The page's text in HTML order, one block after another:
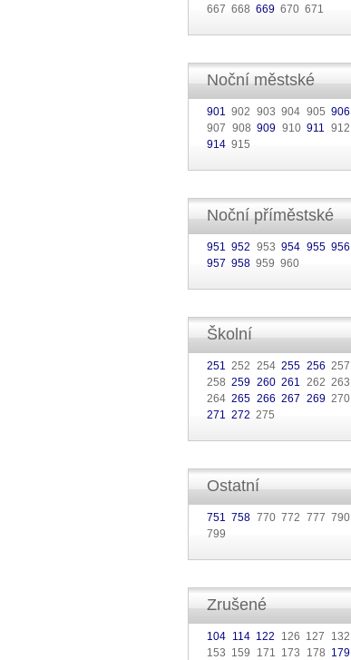
667 668 669 670 671
Noční městské
901 902 903 904 905 906
907 908909 910911 912
914 915
Noční příměstské
951 952 953954 955 956
957 958 959 960
Školní
251 252 254255 256 257
258259 260 261 262 263
264265 266 267 269270
271 272 275
Ostatní
751 758 770 772 777 790
799
Zrušené
104 114 122 126 127 132
153 159 171 173 178 179